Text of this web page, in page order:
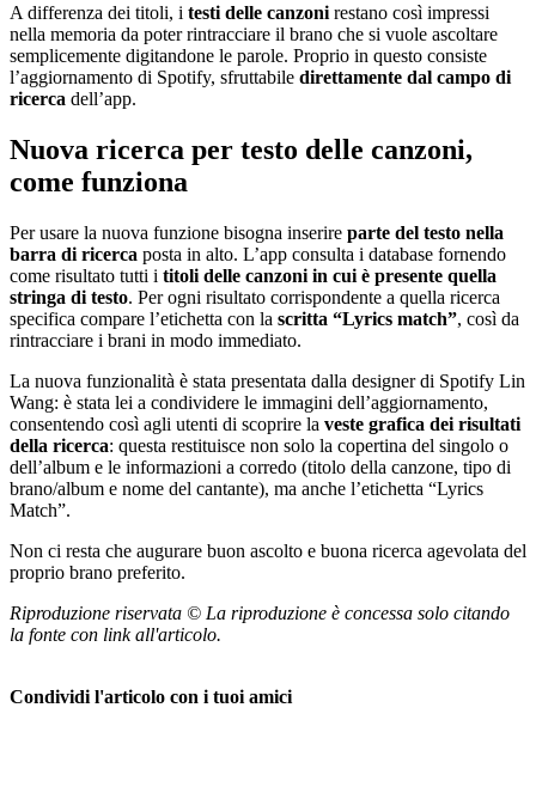
A differenza dei titoli, i testi delle canzoni restano così impressi
nella memoria da poter rintracciare il brano che si vuole ascoltare
semplicemente digitandone le parole. Proprio in questo consiste
l’aggiornamento di Spotify, sfruttabile direttamente dal campo di
ricerca dell’app.
Nuova ricerca per testo delle canzoni,
come funziona
Per usare la nuova funzione bisogna inserire parte del testo nella
barra di ricerca posta in alto. L’app consulta i database fornendo
come risultato tutti i titoli delle canzoni in cui è presente quella
stringa di testo. Per ogni risultato corrispondente a quella ricerca
specifica compare l’etichetta con la scritta “Lyrics match”, così da
rintracciare i brani in modo immediato.
La nuova funzionalità è stata presentata dalla designer di Spotify Lin
Wang: è stata lei a condividere le immagini dell’aggiornamento,
consentendo così agli utenti di scoprire la veste grafica dei risultati
della ricerca: questa restituisce non solo la copertina del singolo o
dell’album e le informazioni a corredo (titolo della canzone, tipo di
brano/album e nome del cantante), ma anche l’etichetta “Lyrics
Match”.
Non ci resta che augurare buon ascolto e buona ricerca agevolata del
proprio brano preferito.
Riproduzione riservata © La riproduzione è concessa solo citando
la fonte con link all'articolo.
Condividi l'articolo con i tuoi amici